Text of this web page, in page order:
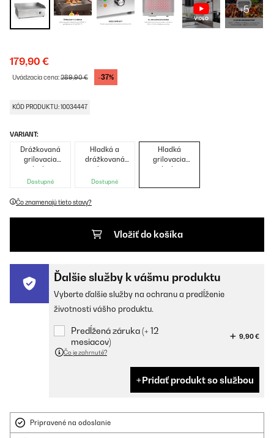
+5
179,90 €
Uvádzacia cena:289,90 € -37%
KÓD PRODUKTU: 10034447
VARIANT:
Drážkovaná
grilovacia
doska
Dostupné
Hladká a
drážkovaná
grilovacia
doska
Dostupné
Hladká
grilovacia
doska
Čo znamenajú tieto stavy?
Vložiť do košíka
Ďalšie služby k vášmu produktu
Vyberte ďalšie služby na ochranu a predĺženie
životnosti vášho produktu.
Predĺžená záruka (+ 12
mesiacov)
9,90 €
Čo je zahrnuté?
Pridať produkt so službou
Pripravené na odoslanie